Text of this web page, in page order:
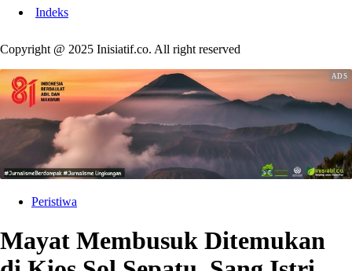
Indeks
Copyright @ 2025 Inisiatif.co. All right reserved
Peristiwa
Mayat Membusuk Ditemukan